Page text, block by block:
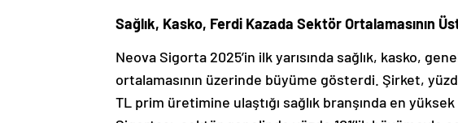
Sağlık, Kasko, Ferdi Kazada Sektör Ortalamasının
Neova Sigorta 2025’in ilk yarısında sağlık, kasko,
ortalamasının üzerinde büyüme gösterdi. Şirket,
TL prim üretimine ulaştığı sağlık branşında en yüksek